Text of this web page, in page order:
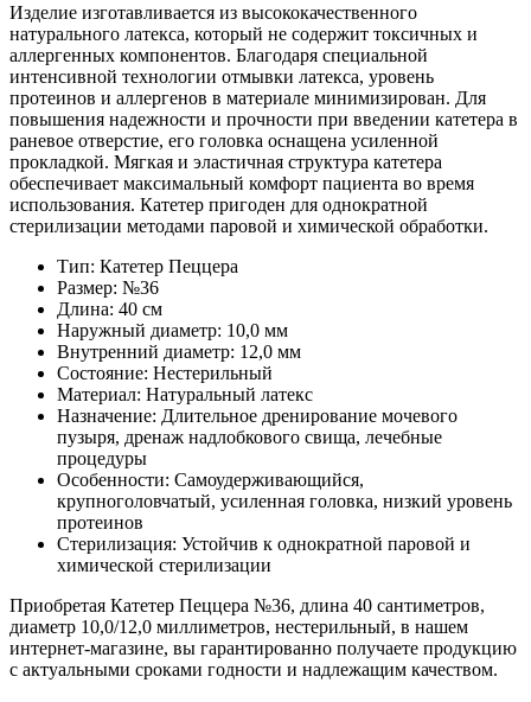
Изделие изготавливается из высококачественного
натурального латекса, который не содержит токсичных и
аллергенных компонентов. Благодаря специальной
интенсивной технологии отмывки латекса, уровень
протеинов и аллергенов в материале минимизирован. Для
повышения надежности и прочности при введении катетера в
раневое отверстие, его головка оснащена усиленной
прокладкой. Мягкая и эластичная структура катетера
обеспечивает максимальный комфорт пациента во время
использования. Катетер пригоден для однократной
стерилизации методами паровой и химической обработки.
Тип: Катетер Пеццера
Размер: №36
Длина: 40 см
Наружный диаметр: 10,0 мм
Внутренний диаметр: 12,0 мм
Состояние: Нестерильный
Материал: Натуральный латекс
Назначение: Длительное дренирование мочевого
пузыря, дренаж надлобкового свища, лечебные
процедуры
Особенности: Самоудерживающийся,
крупноголовчатый, усиленная головка, низкий уровень
протеинов
Стерилизация: Устойчив к однократной паровой и
химической стерилизации
Приобретая Катетер Пеццера №36, длина 40 сантиметров,
диаметр 10,0/12,0 миллиметров, нестерильный, в нашем
интернет-магазине, вы гарантированно получаете продукцию
с актуальными сроками годности и надлежащим качеством.